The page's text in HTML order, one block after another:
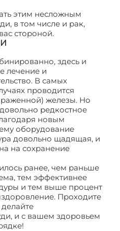
этим несложным
в том числе и рак,
стороной.
здесь и
лечение и
В самых
проводится
железы. Но
редкостное
новым
оборудование
довольно щадящая, и
на сохранение
ранее, чем раньше
тем эффективнее
и тем выше процент
Проходите
и с вашем здоровьем